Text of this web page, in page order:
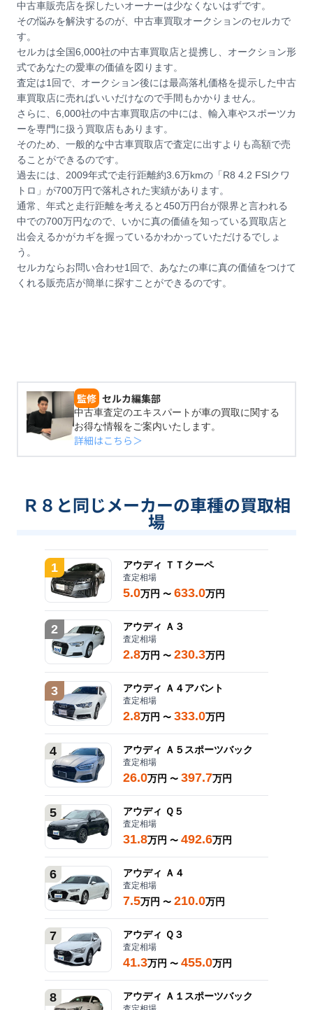
中古車販売店を探したいオーナーは少なくないはずです。
その悩みを解決するのが、中古車買取オークションのセルカで
す。
セルカは全国6,000社の中古車買取店と提携し、オークション形
式であなたの愛車の価値を図ります。
査定は1回で、オークション後には最高落札価格を提示した中古
車買取店に売ればいいだけなので手間もかかりません。
さらに、6,000社の中古車買取店の中には、輸入車やスポーツカ
ーを専門に扱う買取店もあります。
そのため、一般的な中古車買取店で査定に出すよりも高額で売
ることができるのです。
過去には、2009年式で走行距離約3.6万kmの「R8 4.2 FSIクワ
トロ」が700万円で落札された実績があります。
通常、年式と走行距離を考えると450万円台が限界と言われる
中での700万円なので、いかに真の価値を知っている買取店と
出会えるかがカギを握っているかわかっていただけるでしょ
う。
セルカならお問い合わせ1回で、あなたの車に真の価値をつけて
くれる販売店が簡単に探すことができるのです。
監修 セルカ編集部
中古車査定のエキスパートが車の買取に関する
お得な情報をご案内いたします。
詳細はこちら＞
Ｒ８と同じメーカーの車種の買取相
場
1 アウディ ＴＴクーペ
査定相場
5.0万円 〜 633.0万円
2 アウディ Ａ３
査定相場
2.8万円 〜 230.3万円
3 アウディ Ａ４アバント
査定相場
2.8万円 〜 333.0万円
4 アウディ Ａ５スポーツバック
査定相場
26.0万円 〜 397.7万円
5 アウディ Ｑ５
査定相場
31.8万円 〜 492.6万円
6 アウディ Ａ４
査定相場
7.5万円 〜 210.0万円
7 アウディ Ｑ３
査定相場
41.3万円 〜 455.0万円
8 アウディ Ａ１スポーツバック